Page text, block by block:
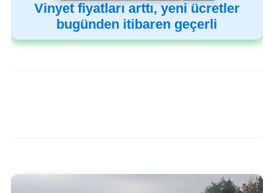
Vinyet fiyatları arttı, yeni ücretler
bugünden itibaren geçerli